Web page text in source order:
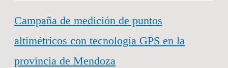
Campaña de medición de puntos
altimétricos con tecnología GPS en la
provincia de Mendoza